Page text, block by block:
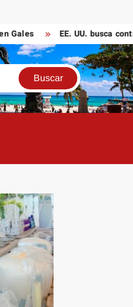
EE. UU. busca